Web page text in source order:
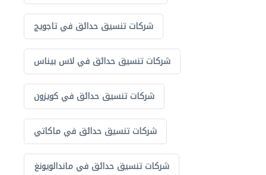
شركات تنسيق حدائق في تاجويج
شركات تنسيق حدائق في لاس بيناس
شركات تنسيق حدائق في كويزون
شركات تنسيق حدائق في ماكاتي
شركات تنسيق حدائق في ماندالويونغ